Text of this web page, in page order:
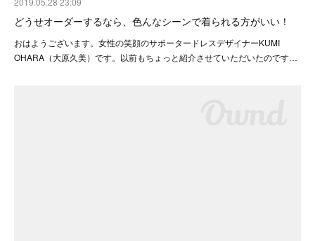
どうせオーダーするなら、色んなシーンで着られる方がいい！
おはようございます。女性の笑顔のサポータードレスデザイナーKUMI
OHARA（大原久美）です。以前もちょっと紹介させていただいたのです…